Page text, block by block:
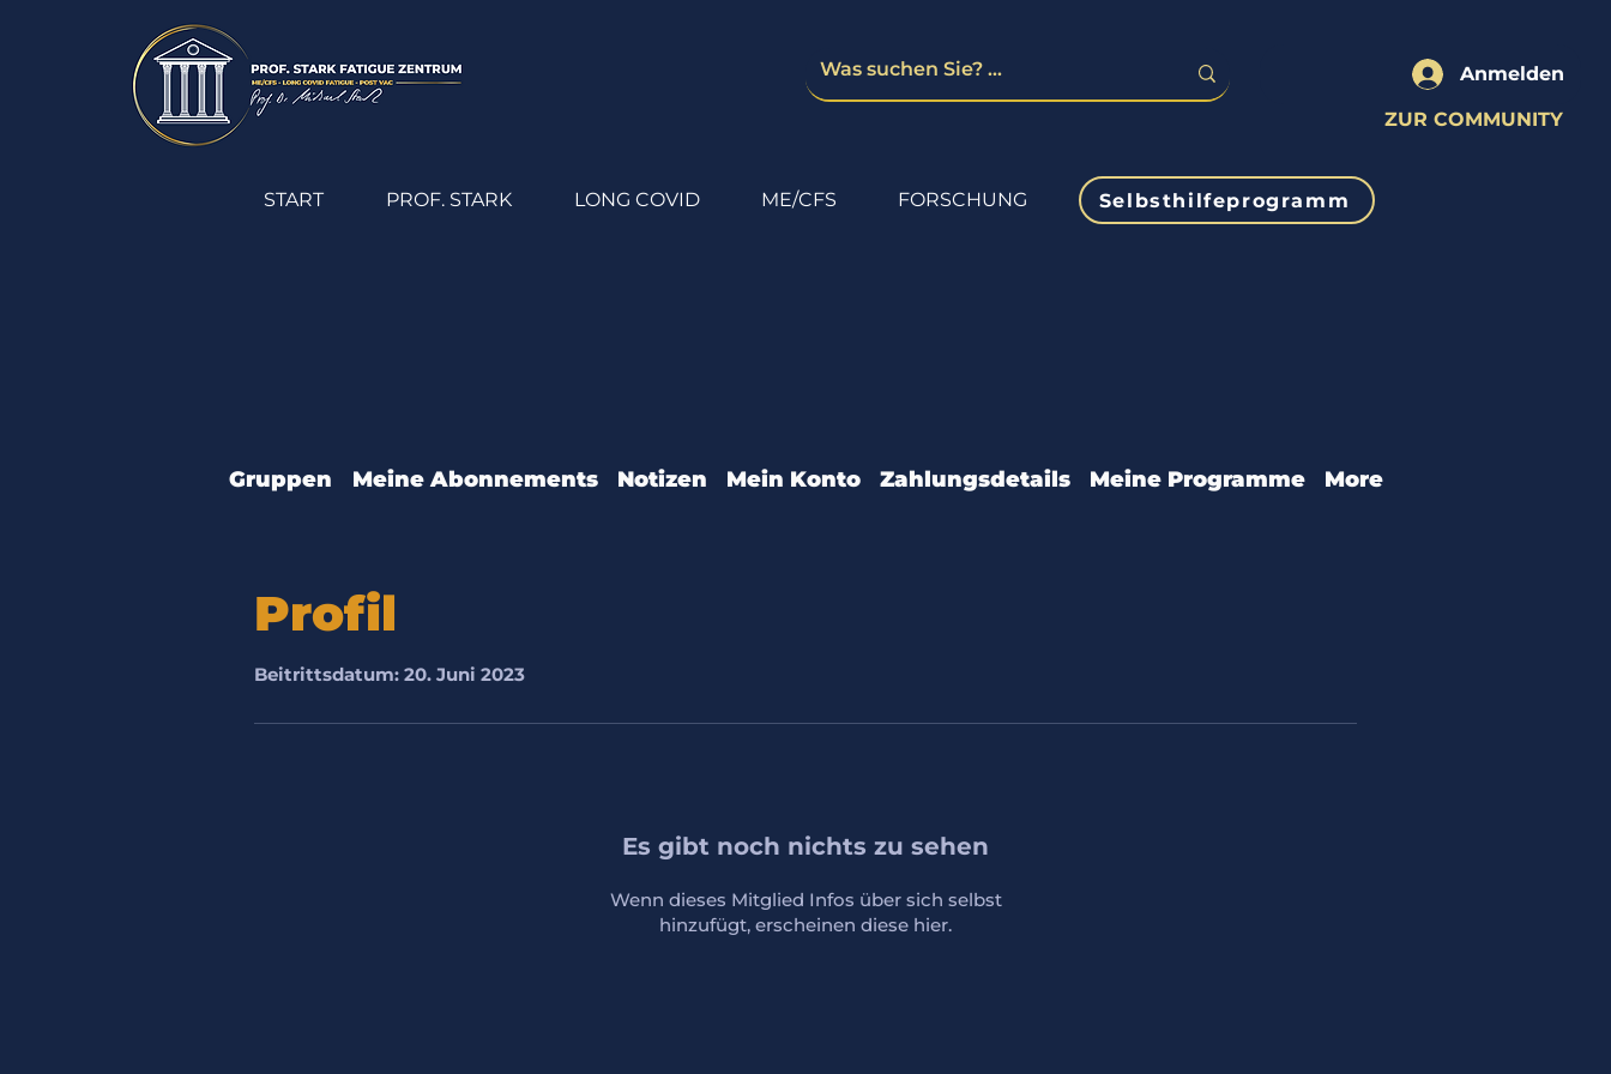
Anmelden
ZUR COMMUNITY
START PROF. STARK LONG COVID ME/CFS FORSCHUNG Selbsthilfeprogramm
Gruppen Meine Abonnements Notizen Mein Konto Zahlungsdetails Meine Programme More
Profil
Beitrittsdatum: 20. Juni 2023
Es gibt noch nichts zu sehen
Wenn dieses Mitglied Infos über sich selbst
hinzufügt, erscheinen diese hier.